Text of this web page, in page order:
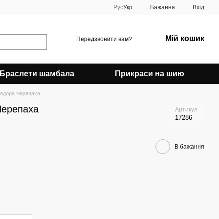
РусУкр Бажання Вхід
Передзвонити вам? Мій кошик
Браслети шамбала Прикраси на шию
Черепаха
Артикул
17286
В бажання